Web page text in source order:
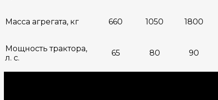
Масса агрегата, кг 660 1050 1800
Мощность трактора,
л. с.
65 80 90